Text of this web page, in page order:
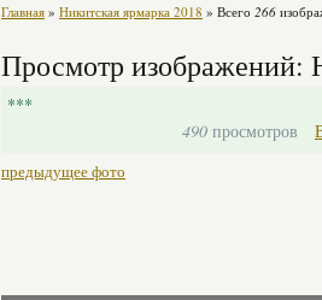
Главная » Никитская ярмарка 2018 » Всего 266
Просмотр изображений:
***
490 просмотров
предыдущее фото